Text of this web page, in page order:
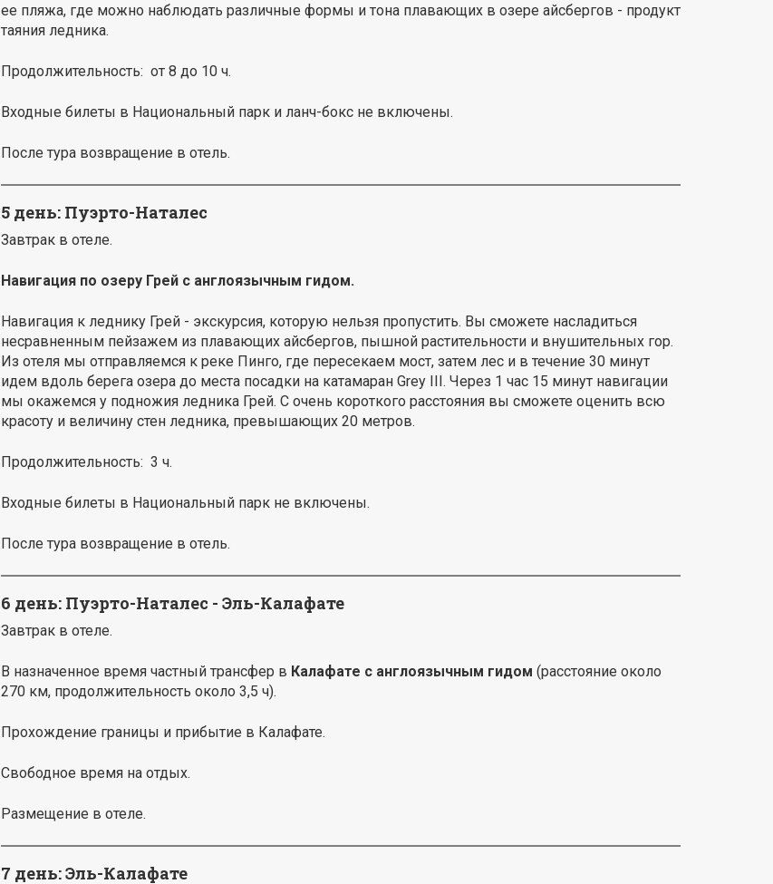
ее пляжа, где можно наблюдать различные формы и тона плавающих в озере айсбергов - продукт
таяния ледника.
Продолжительность: от 8 до 10 ч.
Входные билеты в Национальный парк и ланч-бокс не включены.
После тура возвращение в отель.
5 день: Пуэрто-Наталес
Завтрак в отеле.
Навигация по озеру Грей с англоязычным гидом.
Навигация к леднику Грей - экскурсия, которую нельзя пропустить. Вы сможете насладиться
несравненным пейзажем из плавающих айсбергов, пышной растительности и внушительных гор.
Из отеля мы отправляемся к реке Пинго, где пересекаем мост, затем лес и в течение 30 минут
идем вдоль берега озера до места посадки на катамаран Grey III. Через 1 час 15 минут навигации
мы окажемся у подножия ледника Грей. С очень короткого расстояния вы сможете оценить всю
красоту и величину стен ледника, превышающих 20 метров.
Продолжительность: 3 ч.
Входные билеты в Национальный парк не включены.
После тура возвращение в отель.
6 день: Пуэрто-Наталес - Эль-Калафате
Завтрак в отеле.
В назначенное время частный трансфер в Калафате с англоязычным гидом (расстояние около
270 км, продолжительность около 3,5 ч).
Прохождение границы и прибытие в Калафате.
Свободное время на отдых.
Размещение в отеле.
7 день: Эль-Калафате